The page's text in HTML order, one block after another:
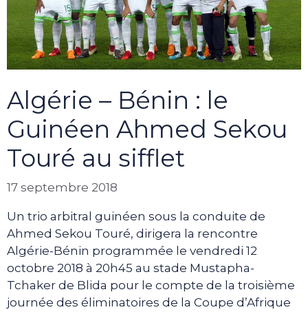
Algérie – Bénin : le
Guinéen Ahmed Sekou
Touré au sifflet
17 septembre 2018
Un trio arbitral guinéen sous la conduite de
Ahmed Sekou Touré, dirigera la rencontre
Algérie-Bénin programmée le vendredi 12
octobre 2018 à 20h45 au stade Mustapha-
Tchaker de Blida pour le compte de la troisième
journée des éliminatoires de la Coupe d’Afrique